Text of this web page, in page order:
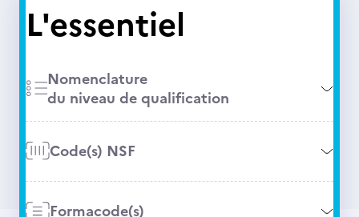
L'essentiel
Nomenclature
du niveau de qualification
Code(s) NSF
Formacode(s)